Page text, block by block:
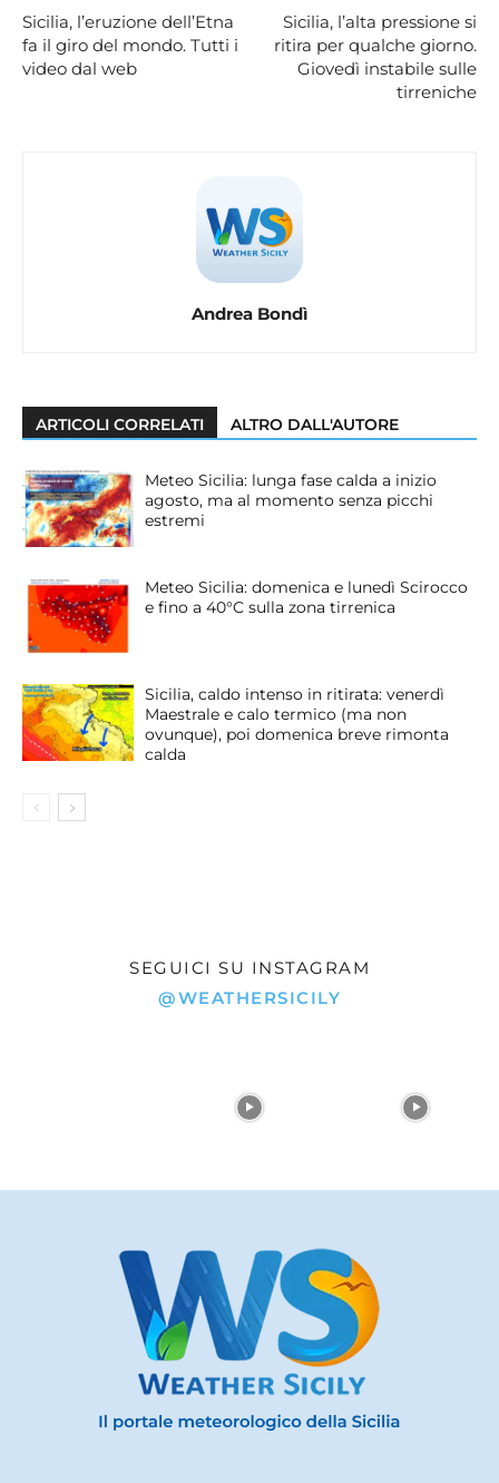
Sicilia, l’eruzione dell’Etna
fa il giro del mondo. Tutti i
video dal web
Sicilia, l’alta pressione si
ritira per qualche giorno.
Giovedì instabile sulle
tirreniche
Andrea Bondì
ARTICOLI CORRELATI ALTRO DALL'AUTORE
Meteo Sicilia: lunga fase calda a inizio
agosto, ma al momento senza picchi
estremi
Meteo Sicilia: domenica e lunedì Scirocco
e fino a 40°C sulla zona tirrenica
Sicilia, caldo intenso in ritirata: venerdì
Maestrale e calo termico (ma non
ovunque), poi domenica breve rimonta
calda
SEGUICI SU INSTAGRAM
@WEATHERSICILY